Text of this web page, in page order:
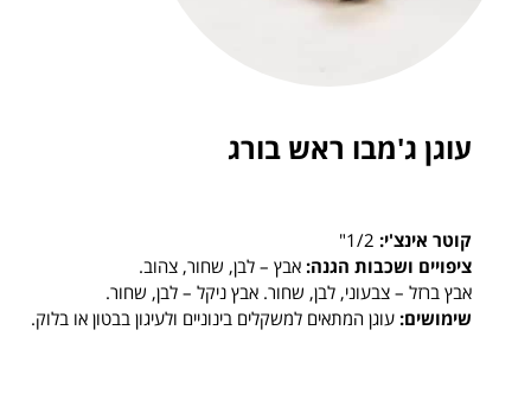
עוגן ג'מבו ראש בורג
קוטר אינצ'י:
ציפויים ושכבות הגנה: אבץ – לבן, שחור, צהוב.
אבץ ברזל – צבעוני, לבן, שחור. אבץ ניקל – לבן, שחור.
שימושים: עוגן המתאים למשקלים בינוניים ולעיגון בבטון או בלוק.